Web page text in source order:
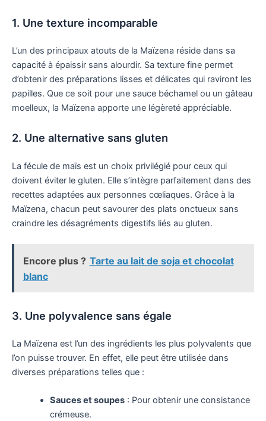
1. Une texture incomparable
L’un des principaux atouts de la Maïzena réside dans sa
capacité à épaissir sans alourdir. Sa texture fine permet
d’obtenir des préparations lisses et délicates qui raviront les
papilles. Que ce soit pour une sauce béchamel ou un gâteau
moelleux, la Maïzena apporte une légèreté appréciable.
2. Une alternative sans gluten
La fécule de maïs est un choix privilégié pour ceux qui
doivent éviter le gluten. Elle s’intègre parfaitement dans des
recettes adaptées aux personnes cœliaques. Grâce à la
Maïzena, chacun peut savourer des plats onctueux sans
craindre les désagréments digestifs liés au gluten.
Encore plus ? Tarte au lait de soja et chocolat
blanc
3. Une polyvalence sans égale
La Maïzena est l’un des ingrédients les plus polyvalents que
l’on puisse trouver. En effet, elle peut être utilisée dans
diverses préparations telles que :
Sauces et soupes: Pour obtenir une consistance
crémeuse.